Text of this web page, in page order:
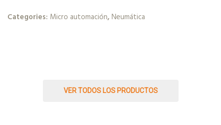
Categories: Micro automación,Neumática
VER TODOS LOS PRODUCTOS